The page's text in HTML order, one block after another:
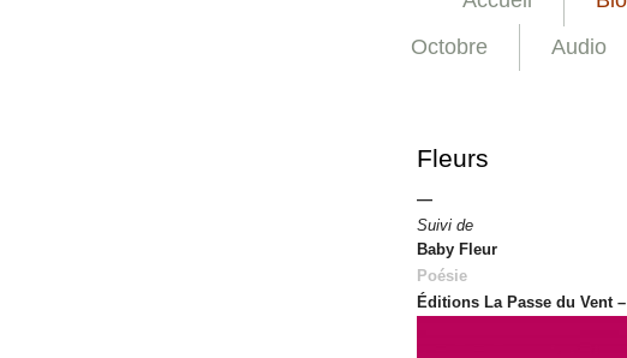
Octobre
Audio
Fleurs
—
Suivi de
Baby Fleur
Poésie
Éditions La Passe du Vent –